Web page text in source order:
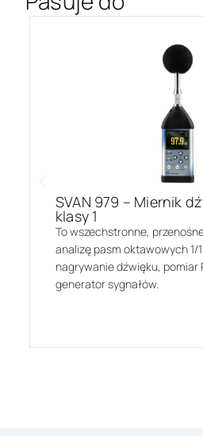
SVAN 979 – Miernik
klasy 1
To wszechstronne,
analizę pasm oktawowych 1/1
nagrywanie dźwięku, pomiar
generator sygnałów.